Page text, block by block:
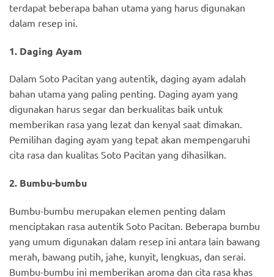
terdapat beberapa bahan utama yang harus digunakan
dalam resep ini.
1. Daging Ayam
Dalam Soto Pacitan yang autentik, daging ayam adalah
bahan utama yang paling penting. Daging ayam yang
digunakan harus segar dan berkualitas baik untuk
memberikan rasa yang lezat dan kenyal saat dimakan.
Pemilihan daging ayam yang tepat akan mempengaruhi
cita rasa dan kualitas Soto Pacitan yang dihasilkan.
2. Bumbu-bumbu
Bumbu-bumbu merupakan elemen penting dalam
menciptakan rasa autentik Soto Pacitan. Beberapa bumbu
yang umum digunakan dalam resep ini antara lain bawang
merah, bawang putih, jahe, kunyit, lengkuas, dan serai.
Bumbu-bumbu ini memberikan aroma dan cita rasa khas